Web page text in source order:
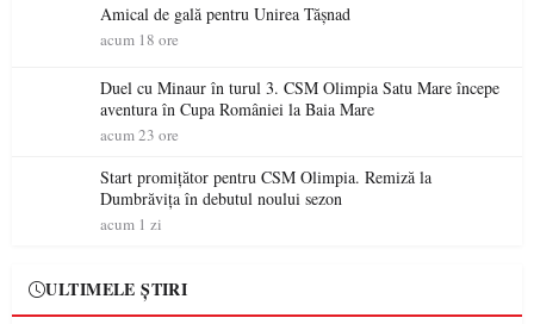
Amical de gală pentru Unirea Tășnad
acum 18 ore
Duel cu Minaur în turul 3. CSM Olimpia Satu Mare începe
aventura în Cupa României la Baia Mare
acum 23 ore
Start promițător pentru CSM Olimpia. Remiză la
Dumbrăvița în debutul noului sezon
acum 1 zi
ULTIMELE ȘTIRI